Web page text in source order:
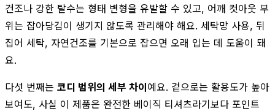
건조나 강한 탈수는 형태 변형을 유발할 수 있고, 어깨 컷아웃 부
위는 잡아당김이 생기지 않도록 관리해야 해요. 세탁망 사용, 뒤
집어 세탁, 자연건조를 기본으로 잡으면 오래 입는 데 도움이 돼
요.
다섯 번째는 코디 범위의 세부 차이예요. 겉으로는 활용도가 높아
보여도, 사실 이 제품은 완전한 베이직 티셔츠라기보다 포인트